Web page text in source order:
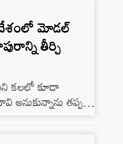
తానేం చేశానో
2024
పవన్‌
నుంచి పోటీ
వేళ పిఠాపురంలో
దేశంలో మోడల్
తీర్చి
కలలో కూడా
అనుకున్నాను తప్ప
పిఠాపురంలో లక్ష